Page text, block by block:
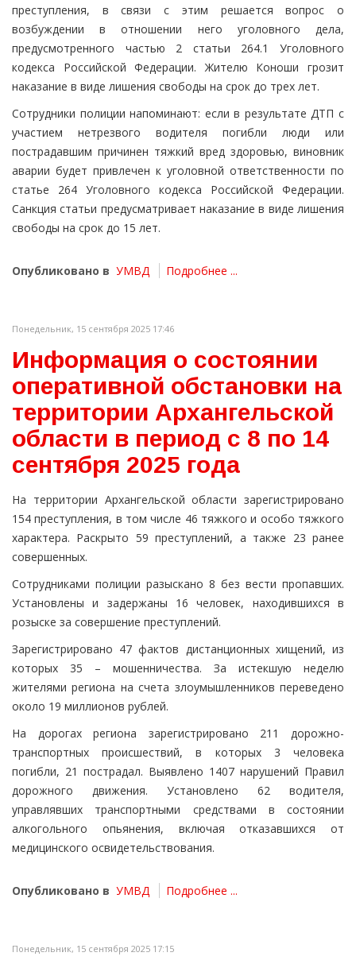
преступления, в связи с этим решается вопрос о
возбуждении в отношении него уголовного дела,
предусмотренного частью 2 статьи 264.1 Уголовного
кодекса Российской Федерации. Жителю Коноши грозит
наказание в виде лишения свободы на срок до трех лет.
Сотрудники полиции напоминают: если в результате ДТП с
участием нетрезвого водителя погибли люди или
пострадавшим причинен тяжкий вред здоровью, виновник
аварии будет привлечен к уголовной ответственности по
статье 264 Уголовного кодекса Российской Федерации.
Санкция статьи предусматривает наказание в виде лишения
свободы на срок до 15 лет.
Опубликовано в УМВД Подробнее ...
Понедельник, 15 сентября 2025 17:46
Информация о состоянии
оперативной обстановки на
территории Архангельской
области в период с 8 по 14
сентября 2025 года
На территории Архангельской области зарегистрировано
154 преступления, в том числе 46 тяжкого и особо тяжкого
характера. Раскрыто 59 преступлений, а также 23 ранее
совершенных.
Сотрудниками полиции разыскано 8 без вести пропавших.
Установлены и задержаны 16 человек, находившихся в
розыске за совершение преступлений.
Зарегистрировано 47 фактов дистанционных хищений, из
которых 35 – мошенничества. За истекшую неделю
жителями региона на счета злоумышленников переведено
около 19 миллионов рублей.
На дорогах региона зарегистрировано 211 дорожно-
транспортных происшествий, в которых 3 человека
погибли, 21 пострадал. Выявлено 1407 нарушений Правил
дорожного движения. Установлено 62 водителя,
управлявших транспортными средствами в состоянии
алкогольного опьянения, включая отказавшихся от
медицинского освидетельствования.
Опубликовано в УМВД Подробнее ...
Понедельник, 15 сентября 2025 17:15